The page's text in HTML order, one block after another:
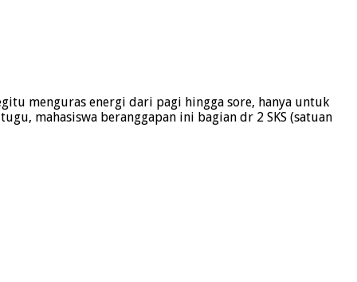
menguras energi dari pagi hingga sore, hanya untuk
mahasiswa beranggapan ini bagian dr 2 SKS (satuan